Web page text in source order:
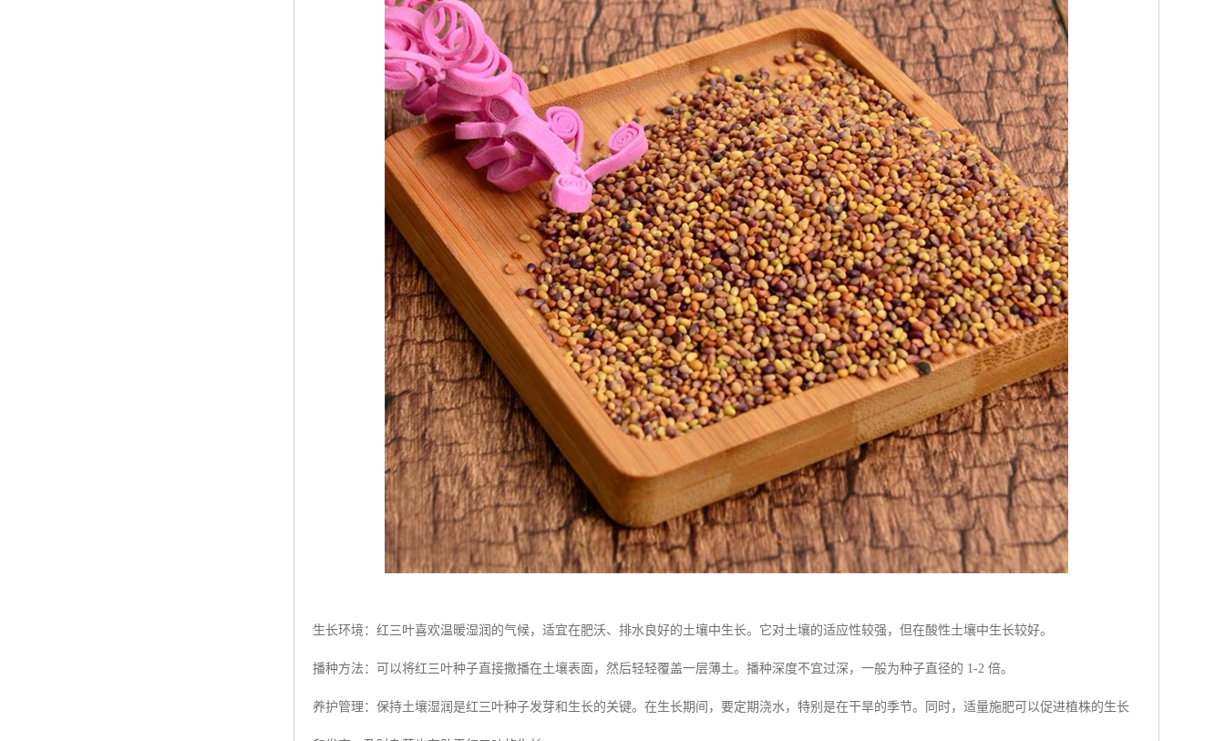
生长环境：红三叶喜欢温暖湿润的气候，适宜在肥沃、排水良好的土壤中生长。它对土壤的适应性较强，但在酸性土壤中生长较好。
播种方法：可以将红三叶种子直接撒播在土壤表面，然后轻轻覆盖一层薄土。播种深度不宜过深，一般为种子直径的 1-2 倍。
养护管理：保持土壤湿润是红三叶种子发芽和生长的关键。在生长期间，要定期浇水，特别是在干旱的季节。同时，适量施肥可以促进植株的生长